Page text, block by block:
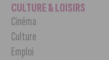
CULTURE & LOISIRS
Cinéma
Culture
Emploi